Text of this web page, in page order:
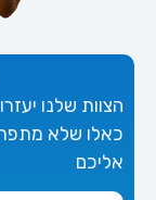
הצוות שלנו
כאלו שלא
אליכם